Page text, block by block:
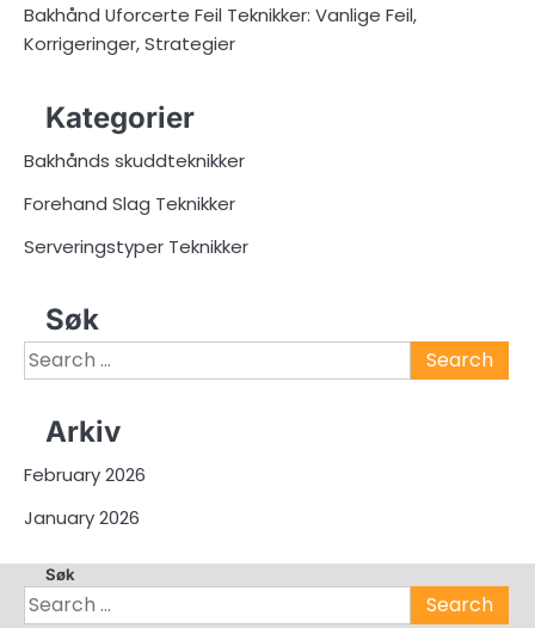
Bakhånd Uforcerte Feil Teknikker: Vanlige Feil,
Korrigeringer, Strategier
Kategorier
Bakhånds skuddteknikker
Forehand Slag Teknikker
Serveringstyper Teknikker
Søk
Search
for:
Arkiv
February 2026
January 2026
Søk
Search